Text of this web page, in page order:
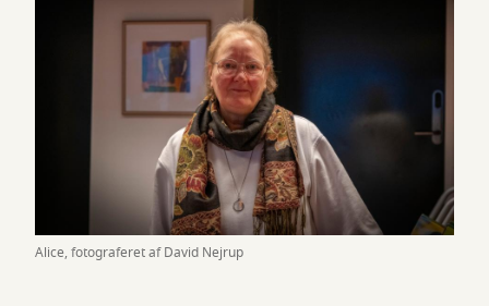
Alice, fotograferet af David Nejrup